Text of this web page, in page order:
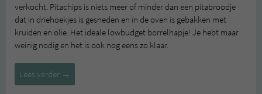
verkocht. Pitachips is niets meer of minder dan een pitabroodje
dat in driehoekjes is gesneden en in de oven is gebakken met
kruiden en olie. Het ideale lowbudget borrelhapje! Je hebt maar
weinig nodig en het is ook nog eens zo klaar.
Lees verder Groen
zonder
→